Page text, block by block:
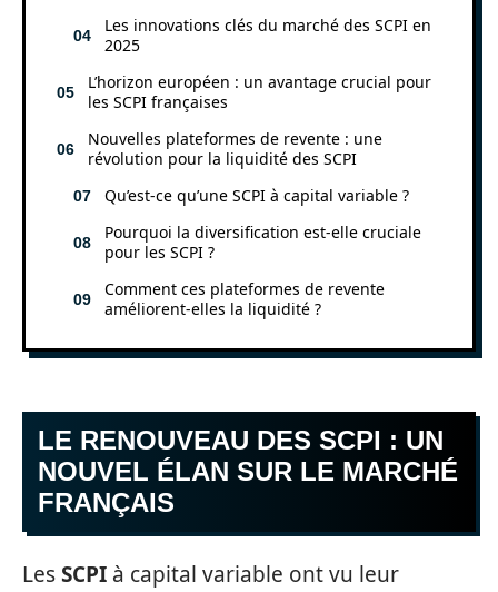
Les innovations clés du marché des SCPI en
2025
L’horizon européen : un avantage crucial pour
les SCPI françaises
Nouvelles plateformes de revente : une
révolution pour la liquidité des SCPI
Qu’est-ce qu’une SCPI à capital variable ?
Pourquoi la diversification est-elle cruciale
pour les SCPI ?
Comment ces plateformes de revente
améliorent-elles la liquidité ?
LE RENOUVEAU DES SCPI : UN
NOUVEL ÉLAN SUR LE MARCHÉ
FRANÇAIS
LesSCPI à capital variable ont vu leur